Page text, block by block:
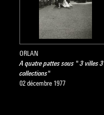
ORLAN
A quatre pattes sous " 3 villes 3
collections"
02 décembre 1977